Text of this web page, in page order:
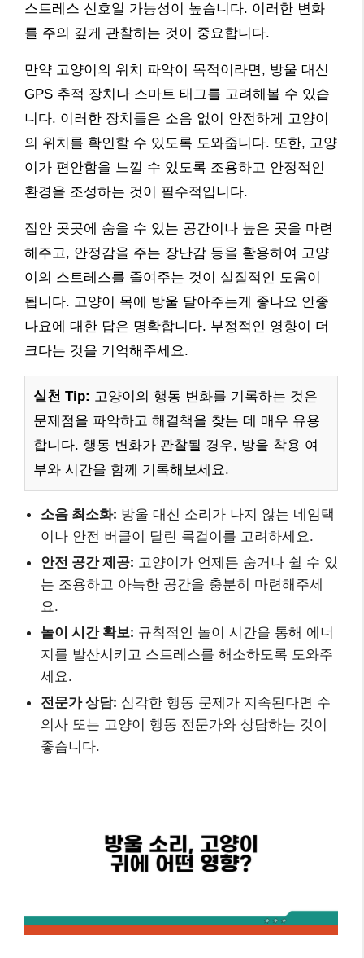
스트레스 신호일 가능성이 높습니다. 이러한 변화
를 주의 깊게 관찰하는 것이 중요합니다.
만약 고양이의 위치 파악이 목적이라면, 방울 대신
GPS 추적 장치나 스마트 태그를 고려해볼 수 있습
니다. 이러한 장치들은 소음 없이 안전하게 고양이
의 위치를 확인할 수 있도록 도와줍니다. 또한, 고양
이가 편안함을 느낄 수 있도록 조용하고 안정적인
환경을 조성하는 것이 필수적입니다.
집안 곳곳에 숨을 수 있는 공간이나 높은 곳을 마련
해주고, 안정감을 주는 장난감 등을 활용하여 고양
이의 스트레스를 줄여주는 것이 실질적인 도움이
됩니다. 고양이 목에 방울 달아주는게 좋나요 안좋
나요에 대한 답은 명확합니다. 부정적인 영향이 더
크다는 것을 기억해주세요.
실천 Tip: 고양이의 행동 변화를 기록하는 것은
문제점을 파악하고 해결책을 찾는 데 매우 유용
합니다. 행동 변화가 관찰될 경우, 방울 착용 여
부와 시간을 함께 기록해보세요.
소음 최소화: 방울 대신 소리가 나지 않는 네임택
이나 안전 버클이 달린 목걸이를 고려하세요.
안전 공간 제공: 고양이가 언제든 숨거나 쉴 수 있
는 조용하고 아늑한 공간을 충분히 마련해주세
요.
놀이 시간 확보: 규칙적인 놀이 시간을 통해 에너
지를 발산시키고 스트레스를 해소하도록 도와주
세요.
전문가 상담: 심각한 행동 문제가 지속된다면 수
의사 또는 고양이 행동 전문가와 상담하는 것이
좋습니다.